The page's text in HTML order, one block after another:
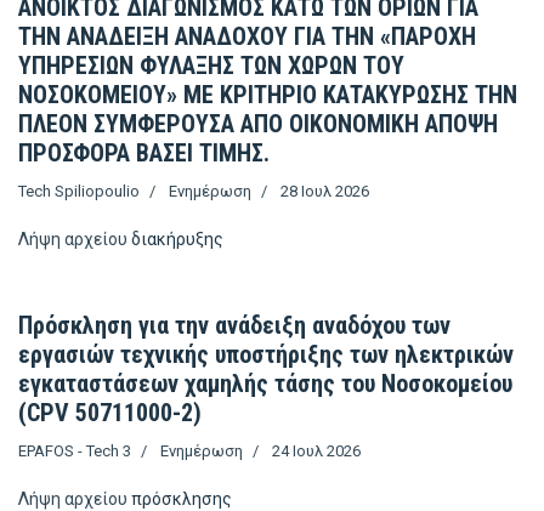
ΑΝΟΙΚΤΟΣ ΔΙΑΓΩΝΙΣΜΟΣ ΚΑΤΩ ΤΩΝ ΟΡΙΩΝ ΓΙΑ
ΤΗΝ ΑΝΑΔΕΙΞΗ ΑΝΑΔΟΧΟΥ ΓΙΑ ΤΗΝ «ΠΑΡΟΧΗ
ΥΠΗΡΕΣΙΩΝ ΦΥΛΑΞΗΣ ΤΩΝ ΧΩΡΩΝ ΤΟΥ
ΝΟΣΟΚΟΜΕΙΟΥ» ΜΕ ΚΡΙΤΗΡΙΟ ΚΑΤΑΚΥΡΩΣΗΣ ΤΗΝ
ΠΛΕΟΝ ΣΥΜΦΕΡΟΥΣΑ ΑΠΟ ΟΙΚΟΝΟΜΙΚΗ ΑΠΟΨΗ
ΠΡΟΣΦΟΡΑ ΒΑΣΕΙ ΤΙΜΗΣ.
Tech Spiliopoulio Ενημέρωση 28 Ιουλ 2026
Λήψη αρχείου διακήρυξης
Πρόσκληση για την ανάδειξη αναδόχου των
εργασιών τεχνικής υποστήριξης των ηλεκτρικών
εγκαταστάσεων χαμηλής τάσης του Νοσοκομείου
(CPV 50711000-2)
EPAFOS - Tech 3 Ενημέρωση 24 Ιουλ 2026
Λήψη αρχείου πρόσκλησης